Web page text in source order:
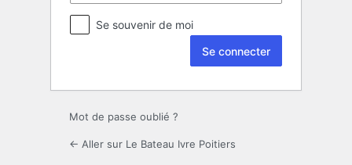
Se souvenir de moi
Mot de passe oublié ?
← Aller sur Le Bateau Ivre Poitiers